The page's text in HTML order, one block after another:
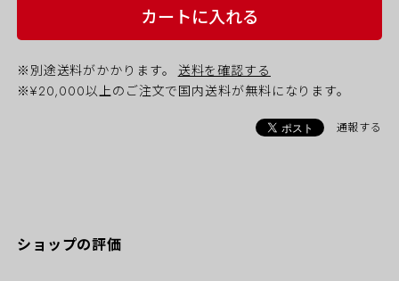
カートに入れる
※別途送料がかかります。
送料を確認する
※¥20,000以上のご注文で国内送料が無料になります。
通報する
ショップの評価